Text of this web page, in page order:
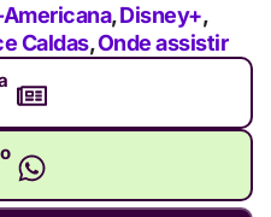
,Disney+,
Caldas,Onde assistir